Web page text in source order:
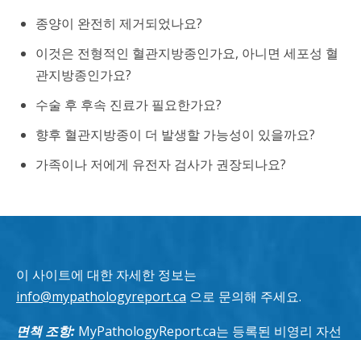
종양이 완전히 제거되었나요?
이것은 전형적인 혈관지방종인가요, 아니면 세포성 혈
관지방종인가요?
수술 후 후속 진료가 필요한가요?
향후 혈관지방종이 더 발생할 가능성이 있을까요?
가족이나 저에게 유전자 검사가 권장되나요?
이 사이트에 대한 자세한 정보는
info@mypathologyreport.ca 으로 문의해 주세요.
면책 조항: MyPathologyReport.ca는 등록된 비영리 자선